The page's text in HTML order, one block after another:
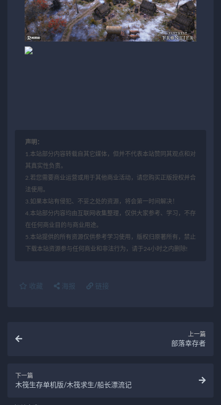
声明：
1.本站部分内容转载自其它媒体，但并不代表本站赞同其观点和对
其真实性负责。
2.若您需要商业运营或用于其他商业活动，请您购买正版授权并合
法使用。
3.如果本站有侵犯、不妥之处的资源，将会第一时间解决！
4.本站部分内容均由互联网收集整理，仅供大家参考、学习，不存
在任何商业目的与商业用途。
5.本站提供的所有资源仅供参考学习使用，版权归原著所有，禁止
下载本站资源参与任何商业和非法行为，请于24小时之内删除!
收藏 海报 链接
上一篇
部落幸存者
下一篇
木筏生存单机版/木筏求生/船长漂流记